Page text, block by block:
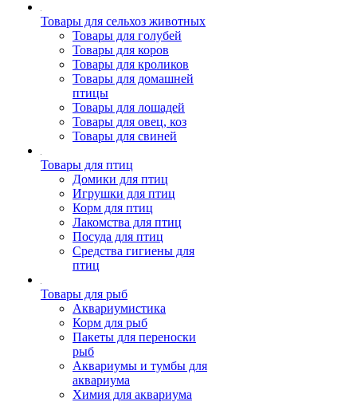
Товары для сельхоз животных
Товары для голубей
Товары для коров
Товары для кроликов
Товары для домашней
птицы
Товары для лошадей
Товары для овец, коз
Товары для свиней
Товары для птиц
Домики для птиц
Игрушки для птиц
Корм для птиц
Лакомства для птиц
Посуда для птиц
Средства гигиены для
птиц
Товары для рыб
Аквариумистика
Корм для рыб
Пакеты для переноски
рыб
Аквариумы и тумбы для
аквариума
Химия для аквариума